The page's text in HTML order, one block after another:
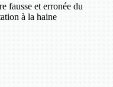
fausse et erronée du
à la haine